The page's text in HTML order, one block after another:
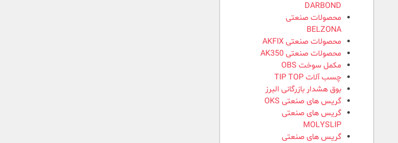
DARBOND
محصولات صنعتی
BELZONA
محصولات صنعتی AKFIX
محصولات صنعتی AK350
مکمل سوخت OBS
چسب آلات TIP TOP
بوق هشدار بازرگانی البرز
گریس های صنعتی OKS
گریس های صنعتی
MOLYSLIP
گریس های صنعتی